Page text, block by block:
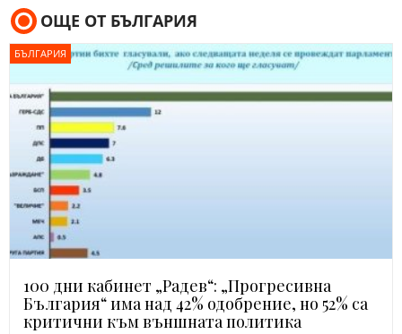
ОЩЕ ОТ БЪЛГАРИЯ
БЪЛГАРИЯ
100 дни кабинет „Радев“: „Прогресивна
България“ има над 42% одобрение, но 52% са
критични към външната политика